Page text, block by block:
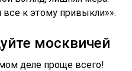
к этому привыкли»».
москвичей
деле проще всего!